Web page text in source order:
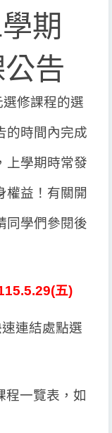
期
告
選修課程的選
的時間內完成
上學期時常發
權益！有關開
同學們參閱後
五)
連結處點選
程一覽表，如